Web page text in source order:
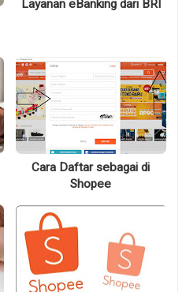
Layanan eBanking dari BRI
Cara Daftar sebagai di
Shopee